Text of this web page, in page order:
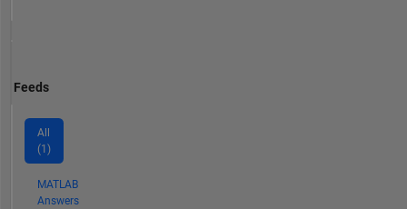
Feeds
All
(1)
MATLAB
Answers